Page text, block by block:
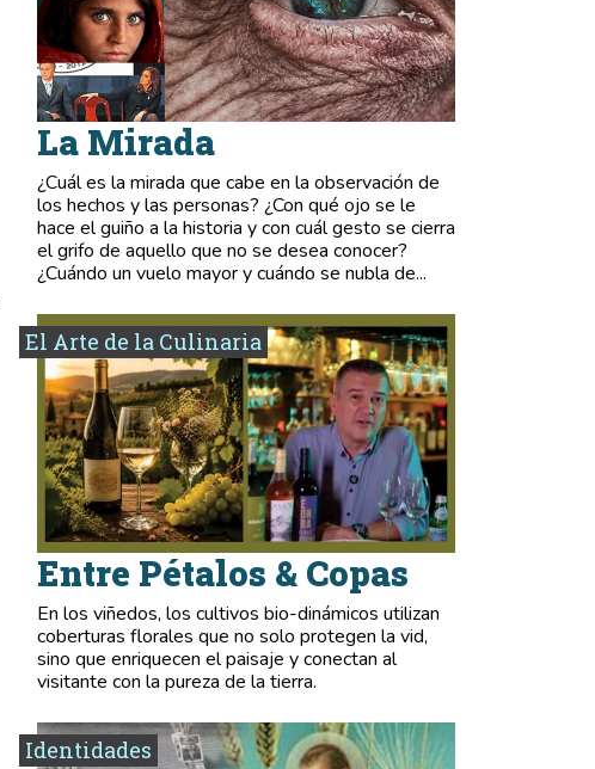
La Mirada
¿Cuál es la mirada que cabe en la observación de
los hechos y las personas? ¿Con qué ojo se le
hace el guiño a la historia y con cuál gesto se cierra
el grifo de aquello que no se desea conocer?
¿Cuándo un vuelo mayor y cuándo se nubla de...
El Arte de la Culinaria
Entre Pétalos & Copas
En los viñedos, los cultivos bio-dinámicos utilizan
coberturas florales que no solo protegen la vid,
sino que enriquecen el paisaje y conectan al
visitante con la pureza de la tierra.
Identidades